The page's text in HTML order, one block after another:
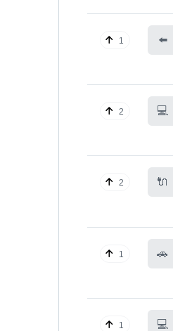
1 ⬅️
2 💻
2 🔌
1 🚗
1 💻